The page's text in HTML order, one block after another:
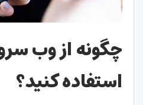
استفاده کنید؟